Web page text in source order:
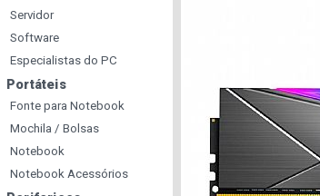
Servidor
Software
Especialistas do PC
Portáteis
Fonte para Notebook
Mochila / Bolsas
Notebook
Notebook Acessórios